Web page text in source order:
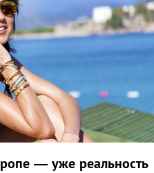
— уже реальность